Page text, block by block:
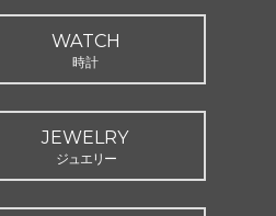
WATCH
時計
JEWELRY
ジュエリー